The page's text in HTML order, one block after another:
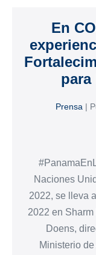
En
para
Prensa |
Naciones
2022, se lleva
2022 en
Doens,
Ministerio